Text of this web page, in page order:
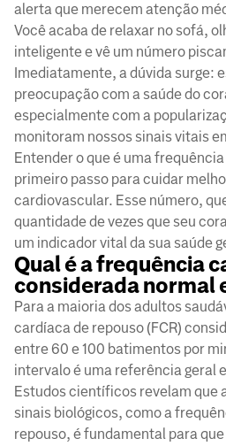
alerta que merecem atenção
Você acaba de relaxar no sofá,
inteligente e vê um número
Imediatamente, a dúvida surge:
preocupação com a saúde do
especialmente com a
monitoram nossos sinais vitais
Entender o que é uma
primeiro passo para cuidar
cardiovascular. Esse número,
quantidade de vezes que seu
um indicador vital da sua saúde
Qual é a frequência
considerada normal
Para a maioria dos adultos
cardíaca de repouso (FCR)
entre 60 e 100 batimentos por
intervalo é uma referência geral
Estudos científicos revelam que
sinais biológicos, como a
repouso, é fundamental para